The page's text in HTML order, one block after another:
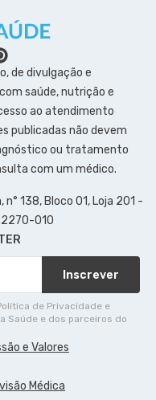
de divulgação e
saúde, nutrição e
ao atendimento
publicadas não devem
ou tratamento
com um médico.
138, Bloco 01, Loja 201 -
010
Inscrever
de Privacidade e
Saúde e dos parceiros do
e Valores
Médica